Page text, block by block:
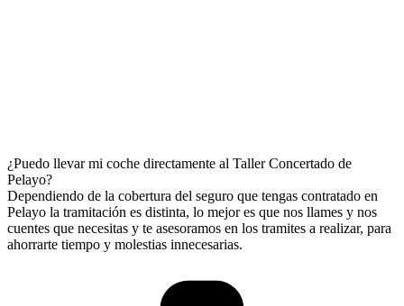
¿Puedo llevar mi coche directamente al Taller Concertado de
Pelayo?
Dependiendo de la cobertura del seguro que tengas contratado en
Pelayo la tramitación es distinta, lo mejor es que nos llames y nos
cuentes que necesitas y te asesoramos en los tramites a realizar, para
ahorrarte tiempo y molestias innecesarias.